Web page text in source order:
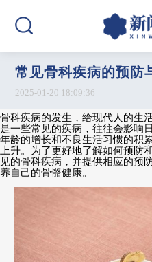
常见骨科疾病的预防
2025-01-20 18:09:36
骨科疾病的发生，给现代人的生
是一些常见的疾病，往往会影响
年龄的增长和不良生活习惯的积
上升。为了更好地了解如何预防
见的骨科疾病，并提供相应的预
养自己的骨骼健康。